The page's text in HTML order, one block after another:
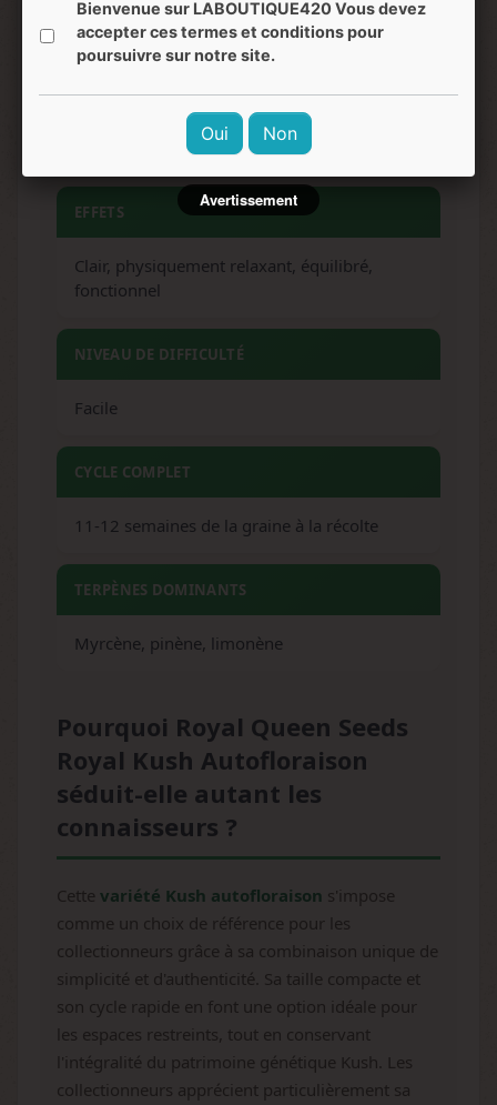
Épicé, fruité, terreux, pin
SAVEURS
Agrumes, poivre, fruité, terreux, pin
EFFETS
Clair, physiquement relaxant, équilibré,
fonctionnel
NIVEAU DE DIFFICULTÉ
Facile
CYCLE COMPLET
11-12 semaines de la graine à la récolte
TERPÈNES DOMINANTS
Myrcène, pinène, limonène
Pourquoi Royal Queen Seeds
Royal Kush Autofloraison
séduit-elle autant les
connaisseurs ?
Cette variété Kush autofloraison s'impose
comme un choix de référence pour les
collectionneurs grâce à sa combinaison unique de
simplicité et d'authenticité. Sa taille compacte et
son cycle rapide en font une option idéale pour
les espaces restreints, tout en conservant
l'intégralité du patrimoine génétique Kush. Les
collectionneurs apprécient particulièrement sa
Bienvenue sur LABOUTIQUE420 Vous devez
accepter ces termes et conditions pour
poursuivre sur notre site.
Oui Non
Avertissement